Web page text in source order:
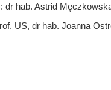
dr hab. Astrid
US, dr hab. Joanna